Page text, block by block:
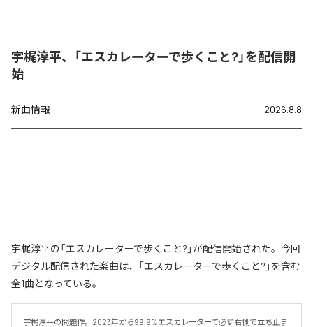
宇梶淳平、「エスカレーターで歩くこと?」を配信開
始
新曲情報 2026.8.8
宇梶淳平の「エスカレーターで歩くこと?」が配信開始された。今回
デジタル配信された楽曲は、「エスカレーターで歩くこと?」を含む
全1曲となっている。
宇梶淳平の問題作。2023年から99.9%エスカレーターで必ず右側で立ち止ま